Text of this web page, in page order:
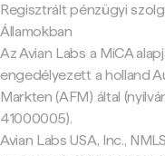
Regisztrált pénzügyi
Államokban
Az Avian Labs a MiCA
engedélyezett a holland
Markten (AFM) által
41000005).
Avian Labs USA, Inc.,